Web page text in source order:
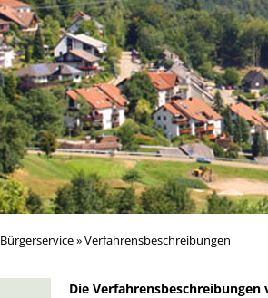
Bürgerservice»Verfahrensbeschreibungen
Die Verfahrensbeschreibungen